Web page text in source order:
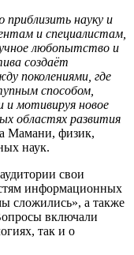
приблизить науку и
и специалистам,
любопытство и
создаёт
поколениями, где
способом,
и мотивируя новое
областях развития
Мамани, физик,
наук.
свои
информационных
сложились», а также
включали
так и о